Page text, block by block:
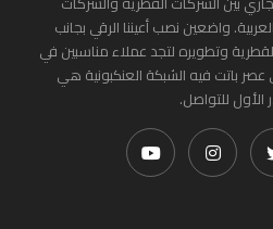
واضعين نصب أعيننا الرقي بجانب
وتطويره لتجد عملاء مناسبين في
باتت فيه الشبكة العنكبونية هي
الأول للتواصل.